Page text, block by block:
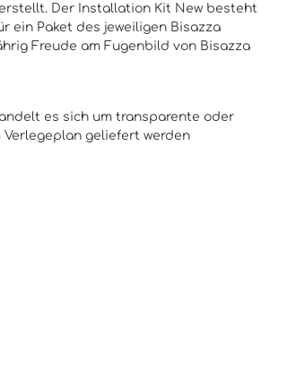
Der Installation Kit New besteht
ein Paket des jeweiligen Bisazza
Freude am Fugenbild von Bisazza
es sich um transparente oder
Verlegeplan geliefert werden